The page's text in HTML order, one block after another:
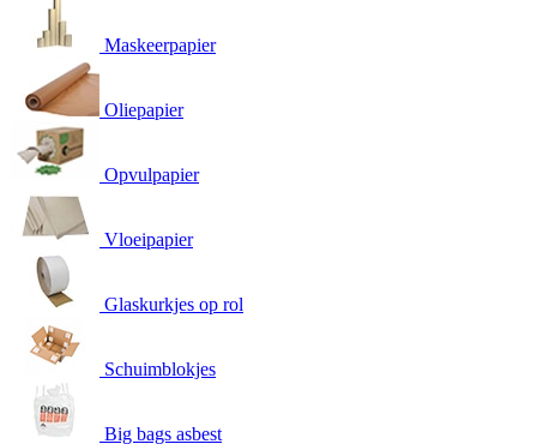
Maskeerpapier
Oliepapier
Opvulpapier
Vloeipapier
Glaskurkjes op rol
Schuimblokjes
Big bags asbest